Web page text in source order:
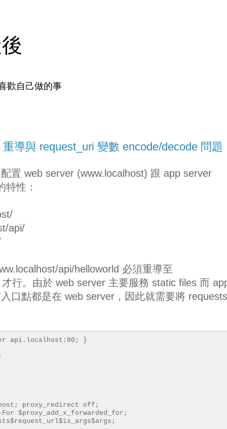
歡自己做的事
導與 request_uri 變數 encode/decode 問題
置 web server (www.localhost) 跟 app server
性：
api/
api/helloworld 必須重導至
行。由於 web server 主要服務 static files 而
口點都是在 web server，因此就需要將
api.localhost:80; }
proxy_redirect off;
$proxy_add_x_forwarded_for;